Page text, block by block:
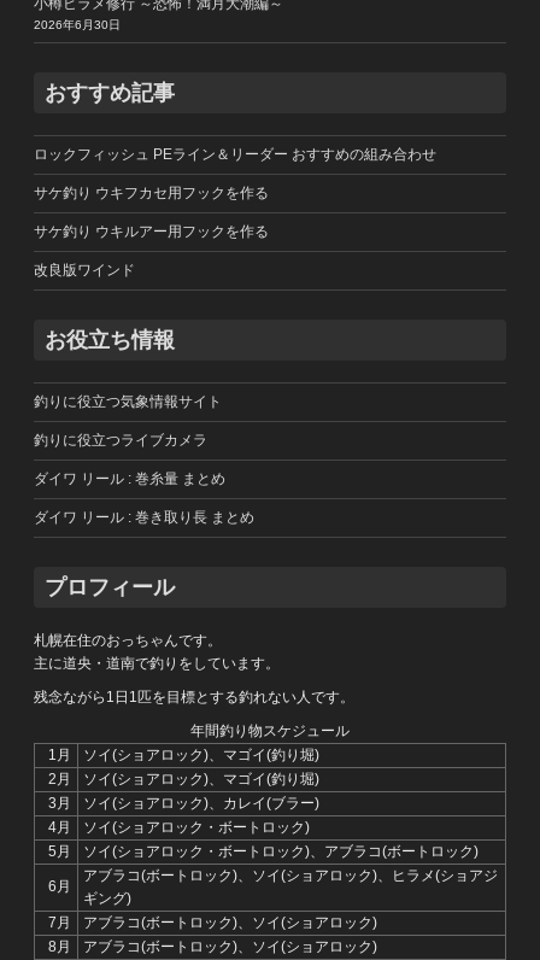
小樽ヒラメ修行 ～恐怖！満月大潮編～
2026年6月30日
おすすめ記事
ロックフィッシュ PEライン＆リーダー おすすめの組み合わせ
サケ釣り ウキフカセ用フックを作る
サケ釣り ウキルアー用フックを作る
改良版ワインド
お役立ち情報
釣りに役立つ気象情報サイト
釣りに役立つライブカメラ
ダイワ リール : 巻糸量 まとめ
ダイワ リール : 巻き取り長 まとめ
プロフィール
札幌在住のおっちゃんです。
主に道央・道南で釣りをしています。
残念ながら1日1匹を目標とする釣れない人です。
年間釣り物スケジュール
1月
ソイ(ショアロック)、マゴイ(釣り堀)
2月
ソイ(ショアロック)、マゴイ(釣り堀)
3月
ソイ(ショアロック)、カレイ(ブラー)
4月
ソイ(ショアロック・ボートロック)
5月
ソイ(ショアロック・ボートロック)、アブラコ(ボートロック)
6月
アブラコ(ボートロック)、ソイ(ショアロック)、ヒラメ(ショアジ
ギング)
7月
アブラコ(ボートロック)、ソイ(ショアロック)
8月
アブラコ(ボートロック)、ソイ(ショアロック)